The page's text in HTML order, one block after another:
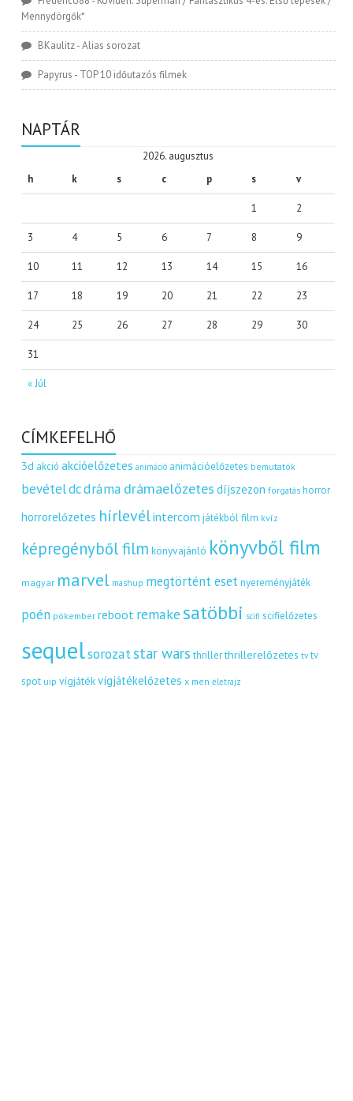
Mennydörgők*
BKaulitz-Alias sorozat
Papyrus - TOP 10 időutazós filmek
NAPTÁR
2026. augusztus
h
k s c p s v
« Júl
1 2
3 4 5 6 7 8 9
10 11 12 13 14 15 16
17 18 19 20 21 22 23
24 25 26 27 28 29 30
31
CÍMKEFELHŐ
3d akció akcióelőzetes animáció animációelőzetes bemutatók
bevételdcdráma drámaelőzetes díjszezon forgatás horror
horrorelőzetes hírlevélintercom játékból film kvíz
képregényből film könyvajánló könyvből film
magyar marvel mashup megtörtént eset nyereményjáték
poén pókember reboot remakesatöbbi scifi scifielőzetes
sequelsorozatstar wars thriller thrillerelőzetes tv tv
spot uip vígjátékvígjátékelőzetes x men életrajz